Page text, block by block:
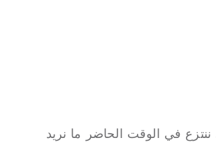
في الوقت الحاضر ما نريد